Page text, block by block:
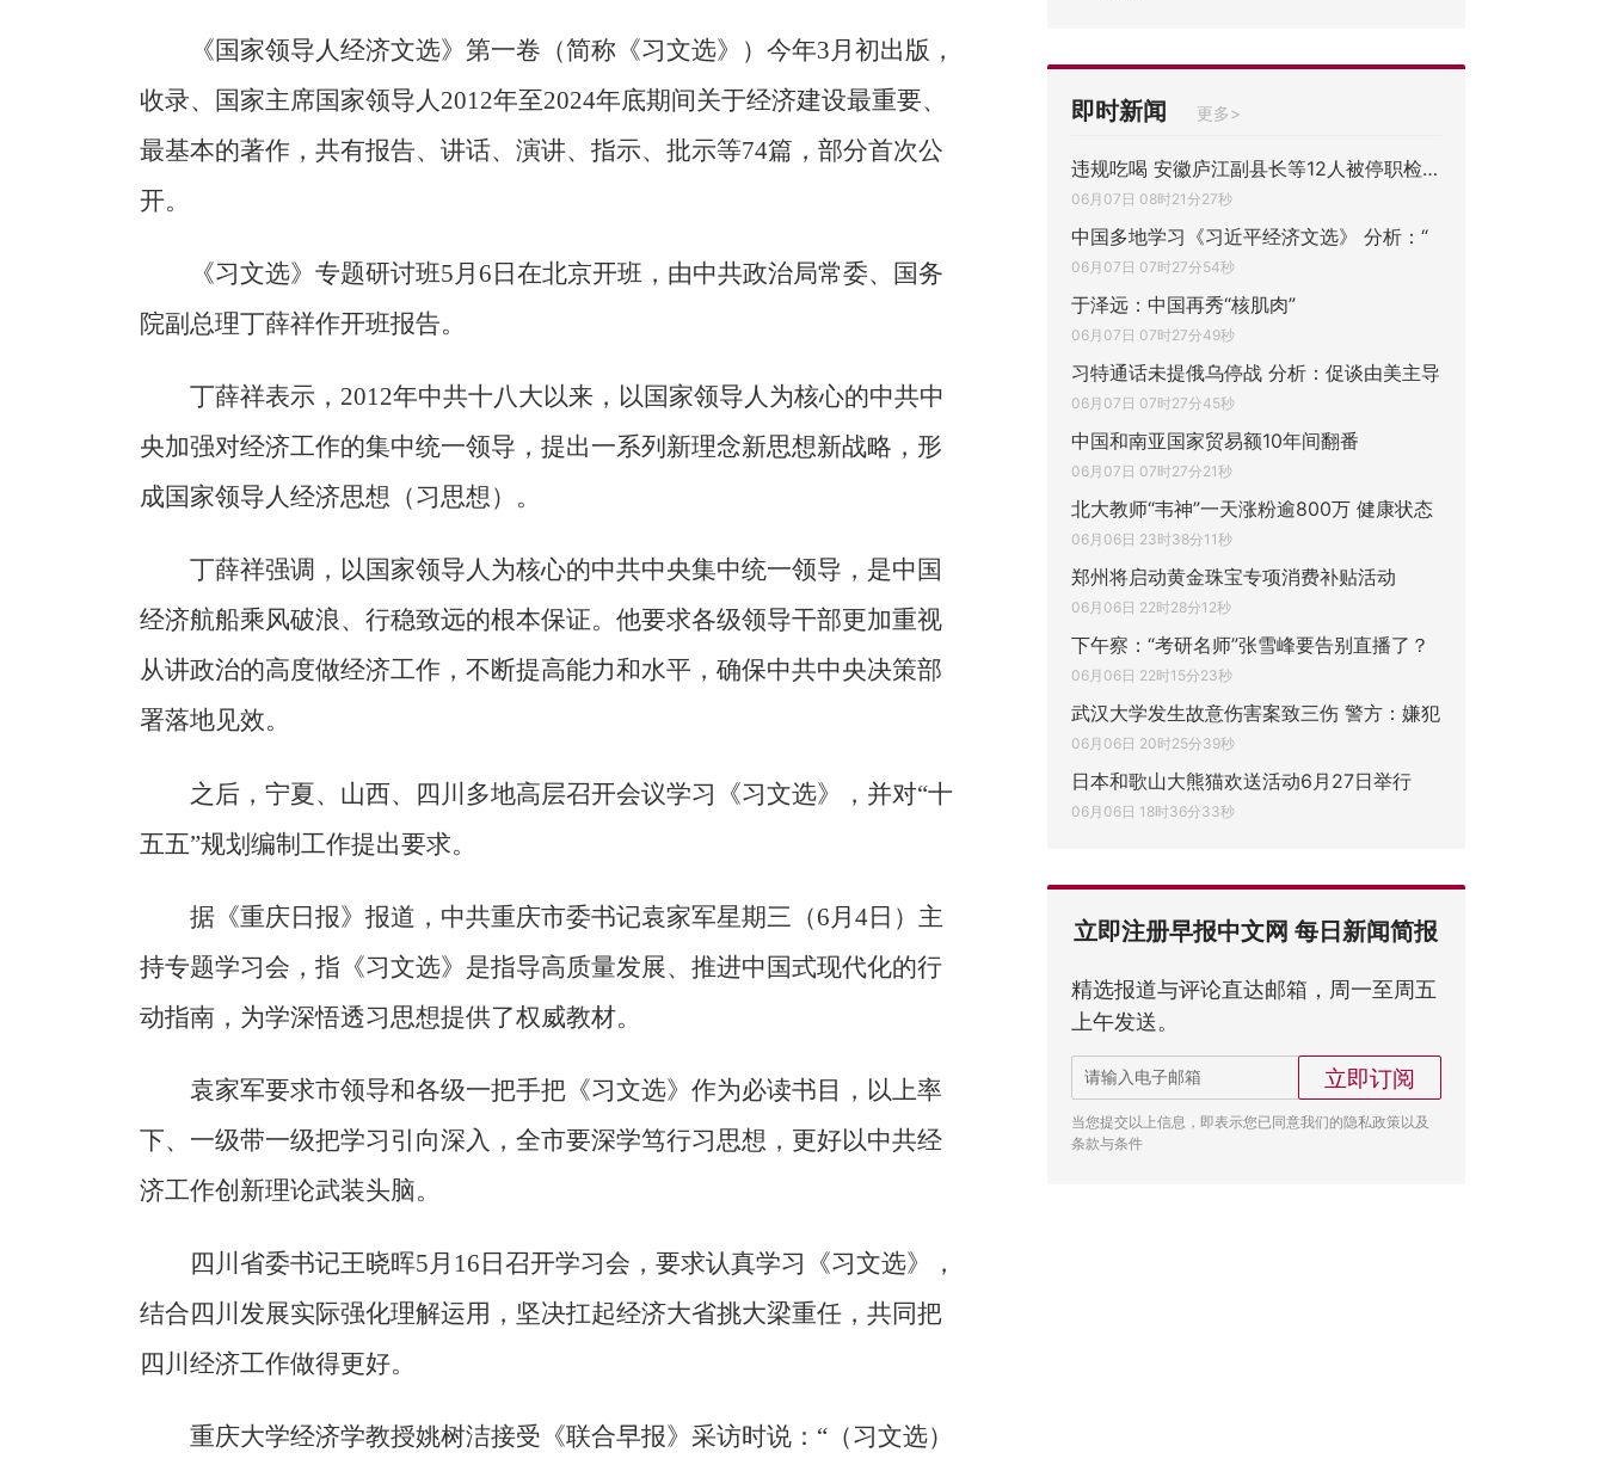
《国家领导人经济文选》第一卷（简称《习文选》）今年3月初出版，
收录、国家主席国家领导人2012年至2024年底期间关于经济建设最重要、
最基本的著作，共有报告、讲话、演讲、指示、批示等74篇，部分首次公
开。
《习文选》专题研讨班5月6日在北京开班，由中共政治局常委、国务
院副总理丁薛祥作开班报告。
丁薛祥表示，2012年中共十八大以来，以国家领导人为核心的中共中
央加强对经济工作的集中统一领导，提出一系列新理念新思想新战略，形
成国家领导人经济思想（习思想）。
丁薛祥强调，以国家领导人为核心的中共中央集中统一领导，是中国
经济航船乘风破浪、行稳致远的根本保证。他要求各级领导干部更加重视
从讲政治的高度做经济工作，不断提高能力和水平，确保中共中央决策部
署落地见效。
之后，宁夏、山西、四川多地高层召开会议学习《习文选》，并对“十
五五”规划编制工作提出要求。
据《重庆日报》报道，中共重庆市委书记袁家军星期三（6月4日）主
持专题学习会，指《习文选》是指导高质量发展、推进中国式现代化的行
动指南，为学深悟透习思想提供了权威教材。
袁家军要求市领导和各级一把手把《习文选》作为必读书目，以上率
下、一级带一级把学习引向深入，全市要深学笃行习思想，更好以中共经
济工作创新理论武装头脑。
四川省委书记王晓晖5月16日召开学习会，要求认真学习《习文选》，
结合四川发展实际强化理解运用，坚决扛起经济大省挑大梁重任，共同把
四川经济工作做得更好。
重庆大学经济学教授姚树洁接受《联合早报》采访时说：“（习文选）
即时新闻 更多>
违规吃喝 安徽庐江副县长等12人被停职检查
06月07日 08时21分27秒
中国多地学习《习近平经济文选》 分析：“
06月07日 07时27分54秒
于泽远：中国再秀“核肌肉”
06月07日 07时27分49秒
习特通话未提俄乌停战 分析：促谈由美主导
06月07日 07时27分45秒
中国和南亚国家贸易额10年间翻番
06月07日 07时27分21秒
北大教师“韦神”一天涨粉逾800万 健康状态
06月06日 23时38分11秒
郑州将启动黄金珠宝专项消费补贴活动
06月06日 22时28分12秒
下午察：“考研名师”张雪峰要告别直播了？
06月06日 22时15分23秒
武汉大学发生故意伤害案致三伤 警方：嫌犯
06月06日 20时25分39秒
日本和歌山大熊猫欢送活动6月27日举行
06月06日 18时36分33秒
立即注册早报中文网 每日新闻简报
精选报道与评论直达邮箱，周一至周五
上午发送。
立即订阅
当您提交以上信息，即表示您已同意我们的隐私政策以及
条款与条件